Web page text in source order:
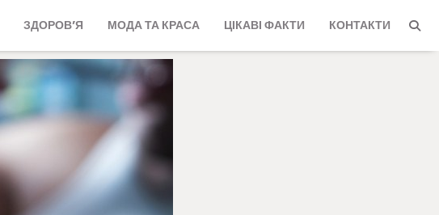
ЗДОРОВ’Я МОДА ТА КРАСА ЦІКАВІ ФАКТИ КОНТАКТИ